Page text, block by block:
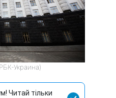
Украина)
Читай тільки